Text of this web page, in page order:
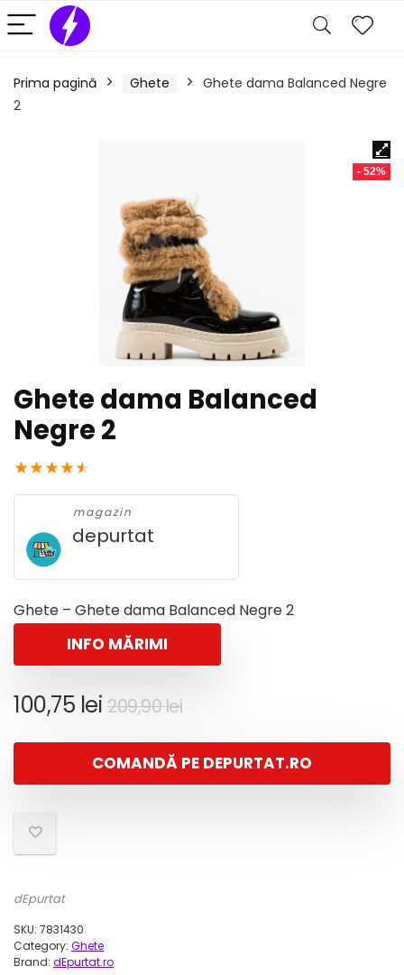
Prima pagină Ghete
Ghete dama Balanced Negre
2
- 52%
Ghete dama Balanced
Negre 2
★★★★★
magazin
depurtat
Ghete – Ghete dama Balanced Negre 2
INFO MĂRIMI
209,90leiPrețul
a
fost:
100,75 lei
Prețul
este:
100,75 lei.
COMANDĂ PE DEPURTAT.RO
dEpurtat
SKU: 7831430
Category: Ghete
Brand: dEpurtat.ro